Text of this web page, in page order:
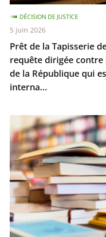
la
requête
dirigée
contre
la
décision
du
de
la
République
qui
est
liée
aux
relations
interna...
Prêt de la Tapisserie
requête dirigée
de la République qui
interna...
DÉCISION DE JUSTICE
5 juin 2026
Conseil
d’État
rejette
le
recours
d’Amazon
contre
le